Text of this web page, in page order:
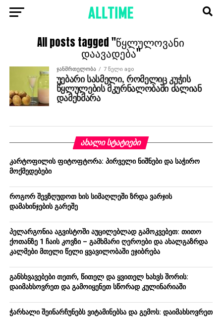
All posts tagged "წყლულოვანი
დაავადება"
ᲯᲐᲜᲛᲠᲗᲔᲚᲝᲑᲐ 7 წელი ago
უებარი სასმელი, რომელიც კუჭის
წყლულების მკურნალობაში ძალიან
დამეხმარა
ᲐᲮᲐᲚᲘ ᲡᲢᲐᲢᲘᲔᲑᲘ
კარტოფილის ფიტოფტორა: პირველი ნიშნები და საჭირო
მოქმედებები
როგორ შევზღუდოთ ხის სიმაღლეში ზრდა ვარჯის
დამახინჯების გარეშე
პელარგონია აგვისტოში აუცილებლად გამოკვებეთ: თითო
ქოთანზე 1 ჩაის კოვზი – გამხმარი ღეროები და ახალგაზრდა
კალმები მთელი წელი ყვავილობაში ეჯიბრება
განსხვავებები თეთრ, წითელ და ყვითელ ხახვს შორის:
დაიმახსოვრეთ და გამოიყენეთ სწორად კულინარიაში
ჭარხალი შეინარჩუნებს ვიტამინებსა და გემოს: დაიმახსოვრეთ